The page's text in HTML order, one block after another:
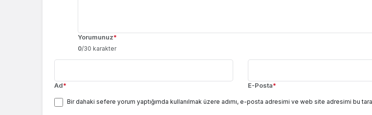
Yorumunuz*
0/30 karakter
Ad* E-Posta*
Bir dahaki sefere yorum yaptığımda kullanılmak üzere adımı, e-posta adresimi ve web site adresimi bu